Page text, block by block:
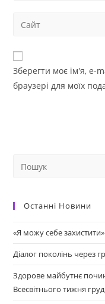
Зберегти моє ім'я, e-
браузері для моїх
Останні Новини
«Я можу себе захистити»
Діалог поколінь через
Здорове майбутнє
Всесвітнього тижня